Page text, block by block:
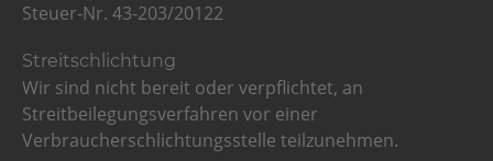
Steuer-Nr. 43-203/20122
Streitschlichtung
Wir sind nicht bereit oder verpflichtet, an
Streitbeilegungsverfahren vor einer
Verbraucherschlichtungsstelle teilzunehmen.